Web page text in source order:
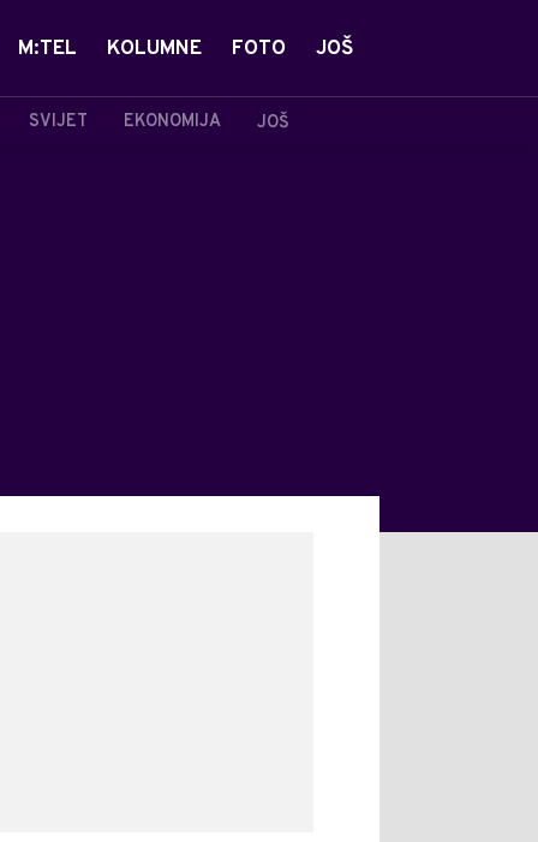
SVIJET EKONOMIJA JOŠ
M:TEL KOLUMNE FOTO JOŠ